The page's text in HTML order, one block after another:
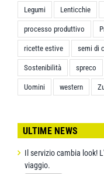
Legumi Lenticchie
processo produttivo
ricette estive semi di
Sostenibilità spreco
Uomini western
ULTIME NEWS
Il servizio cambia look!
viaggio.